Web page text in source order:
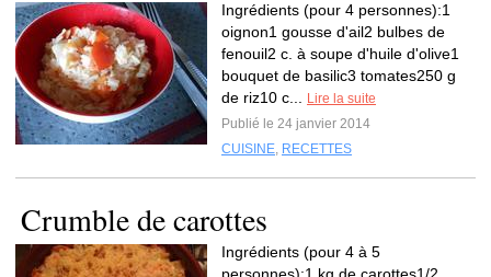
Ingrédients (pour 4 personnes):1
oignon1 gousse d'ail2 bulbes de
fenouil2 c. à soupe d'huile d'olive1
bouquet de basilic3 tomates250 g
de riz10 c...
Lire la suite
Publié le 24 janvier 2014
CUISINE, RECETTES
Crumble de carottes
Ingrédients (pour 4 à 5